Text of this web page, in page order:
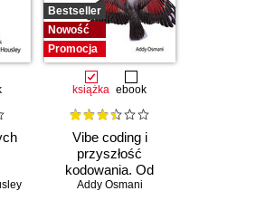
Bestseller
Nowość
Promocja
książka ebook
Vibe coding i
przyszłość
kodowania. Od
programisty do
Addy Osmani